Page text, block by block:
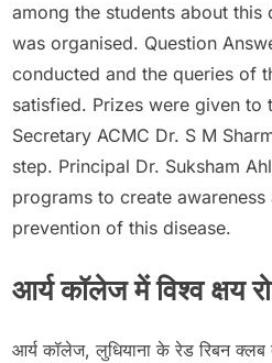
among the students about this
was organised. Question
conducted and the queries of
satisfied. Prizes were given to
Secretary ACMC Dr. S M
step. Principal Dr. Suksham
programs to create
prevention of this disease.
आर्य कॉलेज में विश्व क्षय
आर्य कॉलेज, लुधियाना के रेड रिबन क्लब